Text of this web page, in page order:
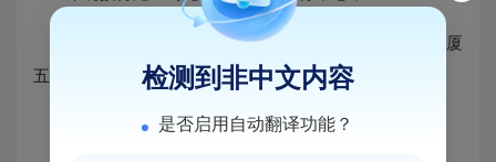
来信投递：福州市马尾区罗星西路59号人力资源大厦
五楼（邮政编码：350015）。
附件：个人创业租用场地补贴拟发放花名册
检测到非中文内容
是否启用自动翻译功能？